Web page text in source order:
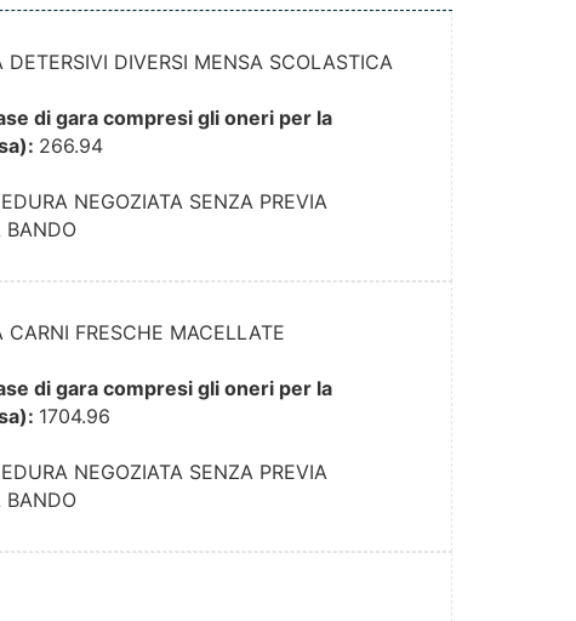
DETERSIVI DIVERSI MENSA SCOLASTICA
di gara compresi gli oneri per la
266.94
NEGOZIATA SENZA PREVIA
BANDO
CARNI FRESCHE MACELLATE
di gara compresi gli oneri per la
1704.96
NEGOZIATA SENZA PREVIA
BANDO